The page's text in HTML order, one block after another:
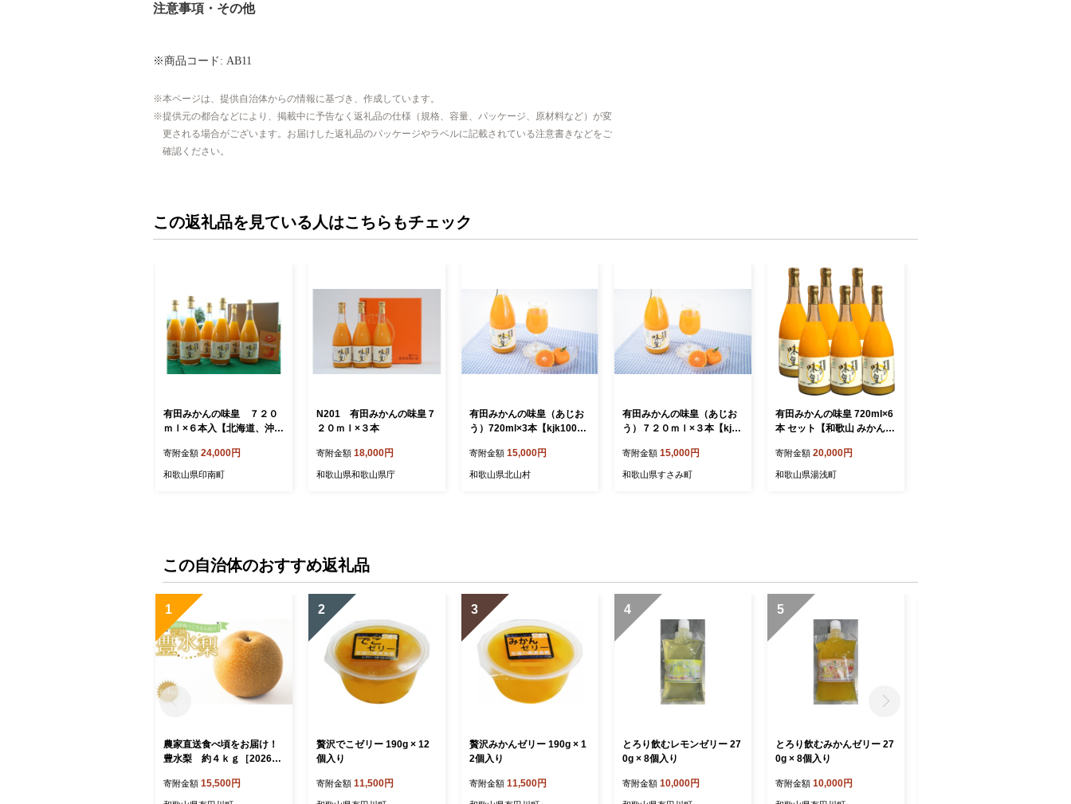
注意事項・その他
※商品コード: AB11
本ページは、提供自治体からの情報に基づき、作成しています。
提供元の都合などにより、掲載中に予告なく返礼品の仕様（規格、容量、パッケージ、原材料など）が変
更される場合がございます。お届けした返礼品のパッケージやラベルに記載されている注意書きなどをご
確認ください。
この返礼品を見ている人はこちらもチェック
有田みかんの味皇 ７２０
ｍｌ×６本入【北海道、沖
寄附金額 24,000円
和歌山県印南町
N201 有田みかんの味皇７
２０ｍｌ×３本
寄附金額 18,000円
和歌山県和歌山県庁
有田みかんの味皇（あじお
う）720ml×3本【kjk100
寄附金額 15,000円
和歌山県北山村
有田みかんの味皇（あじお
う）７２０ｍｌ×３本【kjk1
寄附金額 15,000円
和歌山県すさみ町
有田みかんの味皇 720ml×6
本 セット【和歌山 みかんジ
レート 無添加 果汁100% 有
田】_ZY6102n
寄附金額 20,000円
和歌山県湯浅町
この自治体のおすすめ返礼品
1
農家直送食べ頃をお届け！
豊水梨 約４ｋｇ［2026年
寄附金額 15,500円
2
贅沢でこゼリー 190g × 12
個入り
寄附金額 11,500円
3
贅沢みかんゼリー 190g × 1
2個入り
寄附金額 11,500円
4
とろり飲むレモンゼリー 27
0g × 8個入り
寄附金額 10,000円
5
とろり飲むみかんゼリー 27
0g × 8個入り
寄附金額 10,000円